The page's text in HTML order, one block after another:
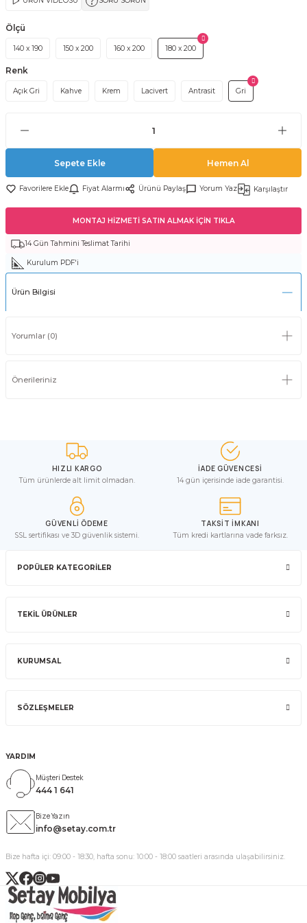
Ölçü
140 x 190 150 x 200 160 x 200 180 x 200
Renk
Açık Gri Kahve Krem Lacivert Antrasit Gri
Sepete Ekle Hemen Al
Fiyat Alarmı Ürünü Paylaş Yorum Yaz Karşılaştır
MONTAJ HİZMETİ SATIN ALMAK İÇİN TIKLA
14 Gün Tahmini Teslimat Tarihi
Kurulum PDF'i
Ürün Bilgisi
Yorumlar (0)
Önerileriniz
HIZLI KARGO
Tüm ürünlerde alt limit olmadan.
İADE GÜVENCESİ
14 gün içerisinde iade garantisi.
GÜVENLİ ÖDEME
SSL sertifikası ve 3D güvenlik sistemi.
TAKSİT İMKANI
Tüm kredi kartlarına vade farksız.
POPÜLER KATEGORİLER
TEKİL ÜRÜNLER
KURUMSAL
SÖZLEŞMELER
YARDIM
Müşteri Destek
444 1 641
Bize Yazın
info@setay.com.tr
Bize hafta içi: 09:00 - 18:30, hafta sonu: 10:00 - 18:00 saatleri arasında ulaşabilirsiniz.